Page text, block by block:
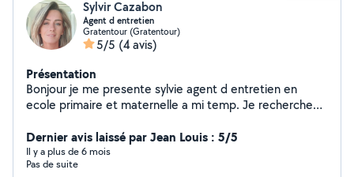
Sylvir Cazabon
Agent d entretien
Gratentour (Gratentour)
5/5 (4 avis)
Présentation
Bonjour je me presente sylvie agent d entretien en
ecole primaire et maternelle a mi temp. Je recherche
services de menage 14 ans d experience et
accompagnement personnes agees 7 ans d experience
. Mon.fils fait du nettoyage automobile interieur
Dernier avis laissé par Jean Louis : 5/5
Il y a plus de 6 mois
Pas de suite